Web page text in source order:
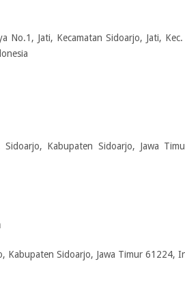
No.1, Jati, Kecamatan Sidoarjo, Jati,
Kabupaten Sidoarjo, Jawa
Kabupaten Sidoarjo, Jawa Timur 61224,